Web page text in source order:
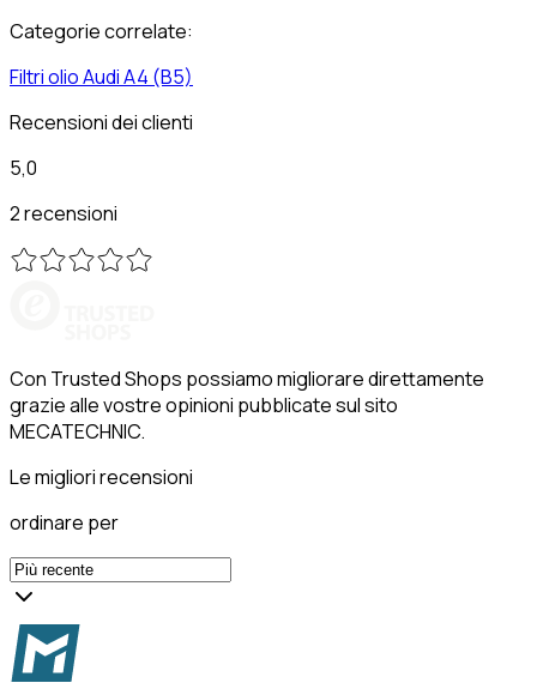
Categorie correlate:
Filtri olioAudiA4 (B5)
Recensioni dei clienti
5,0
2 recensioni
Con Trusted Shops possiamo migliorare direttamente
grazie alle vostre opinioni pubblicate sul sito
MECATECHNIC.
Le migliori recensioni
ordinare per